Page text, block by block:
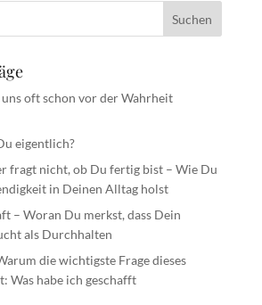
oft schon vor der Wahrheit
eigentlich?
fragt nicht, ob Du fertig bist – Wie Du
in Deinen Alltag holst
– Woran Du merkst, dass Dein
als Durchhalten
die wichtigste Frage dieses
Was habe ich geschafft